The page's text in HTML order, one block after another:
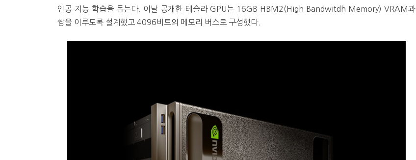
인공 지능 학습을 돕는다. 이날 공개한 테슬라 GPU는 16GB HBM2(High Bandwitdh Memory) VRAM과
쌍을 이루도록 설계했고 4096비트의 메모리 버스로 구성했다.